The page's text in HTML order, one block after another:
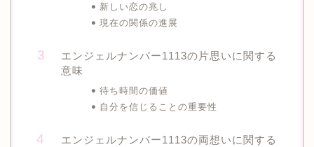
新しい恋の兆し
現在の関係の進展
エンジェルナンバー1113の片思いに関する
意味
待ち時間の価値
自分を信じることの重要性
エンジェルナンバー1113の両想いに関する